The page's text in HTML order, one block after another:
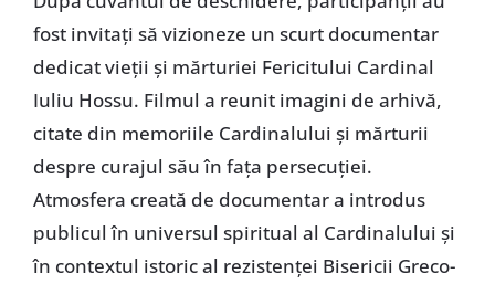
fost invitați să vizioneze un scurt documentar
dedicat vieții și mărturiei Fericitului Cardinal
Iuliu Hossu. Filmul a reunit imagini de arhivă,
citate din memoriile Cardinalului și mărturii
despre curajul său în fața persecuției.
Atmosfera creată de documentar a introdus
publicul în universul spiritual al Cardinalului și
în contextul istoric al rezistenței Bisericii Greco-